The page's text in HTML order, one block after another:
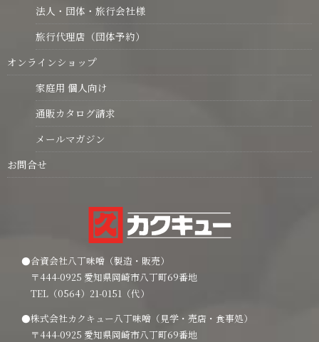
法人・団体・旅行会社様
旅行代理店（団体予約）
オンラインショップ
家庭用 個人向け
通販カタログ請求
メールマガジン
お問合せ
●合資会社八丁味噌（製造・販売）
〒444-0925 愛知県岡崎市八丁町69番地
TEL（0564）21-0151（代）
●株式会社カクキュー八丁味噌（見学・売店・食事処）
〒444-0925 愛知県岡崎市八丁町69番地